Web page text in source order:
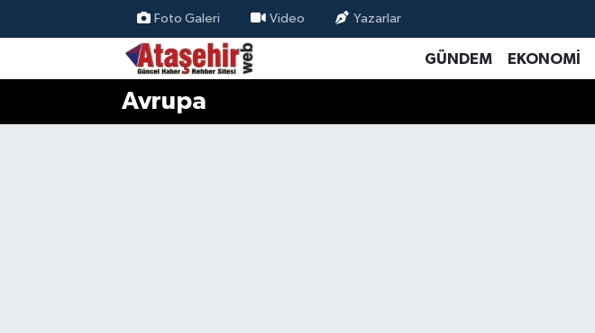
Foto Galeri Video Yazarlar
GÜNDEM EKONOMİ
Avrupa
Hava Durumu
Trafik Durumu